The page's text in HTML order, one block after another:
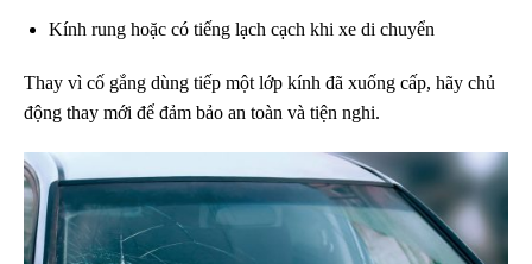
Kính rung hoặc có tiếng lạch cạch khi xe di chuyển
Thay vì cố gắng dùng tiếp một lớp kính đã xuống cấp, hãy chủ
động thay mới để đảm bảo an toàn và tiện nghi.